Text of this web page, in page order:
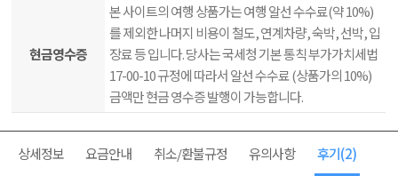
현금영수증
본 사이트의 여행 상품가는 여행 알선 수수료(약 10%)
를 제외한 나머지 비용이 철도, 연계차량, 숙박, 선박, 입
장료 등 입니다. 당사는 국세청 기본 통칙 부가가치세법
17-00-10 규정에 따라서 알선 수수료 (상품가의 10%)
금액만 현금 영수증 발행이 가능합니다.
상세정보 요금안내 취소/환불규정 유의사항 후기(2)